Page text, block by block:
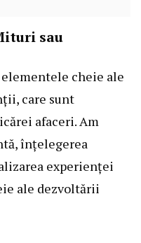
sau
cheie ale
care sunt
afaceri. Am
înțelegerea
experienței
ale dezvoltării